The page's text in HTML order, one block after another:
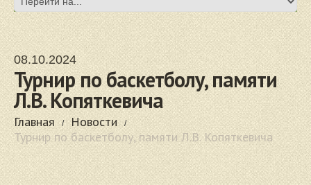
08.10.2024
Турнир по баскетболу, памяти
Л.В. Копяткевича
Главная
Новости
Турнир по баскетболу, памяти Л.В. Копяткевича